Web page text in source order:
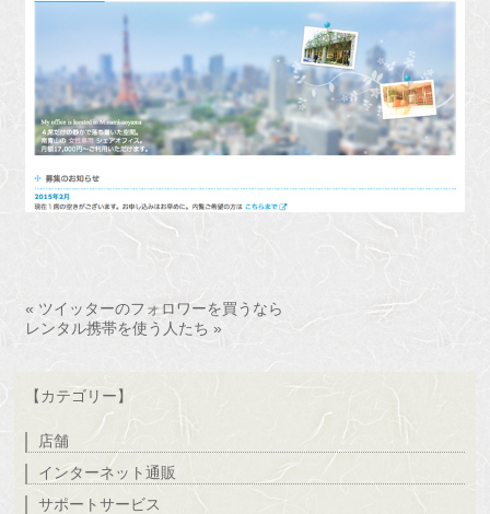
« ツイッターのフォロワーを買うなら
レンタル携帯を使う人たち »
【カテゴリー】
店舗
インターネット通販
サポートサービス